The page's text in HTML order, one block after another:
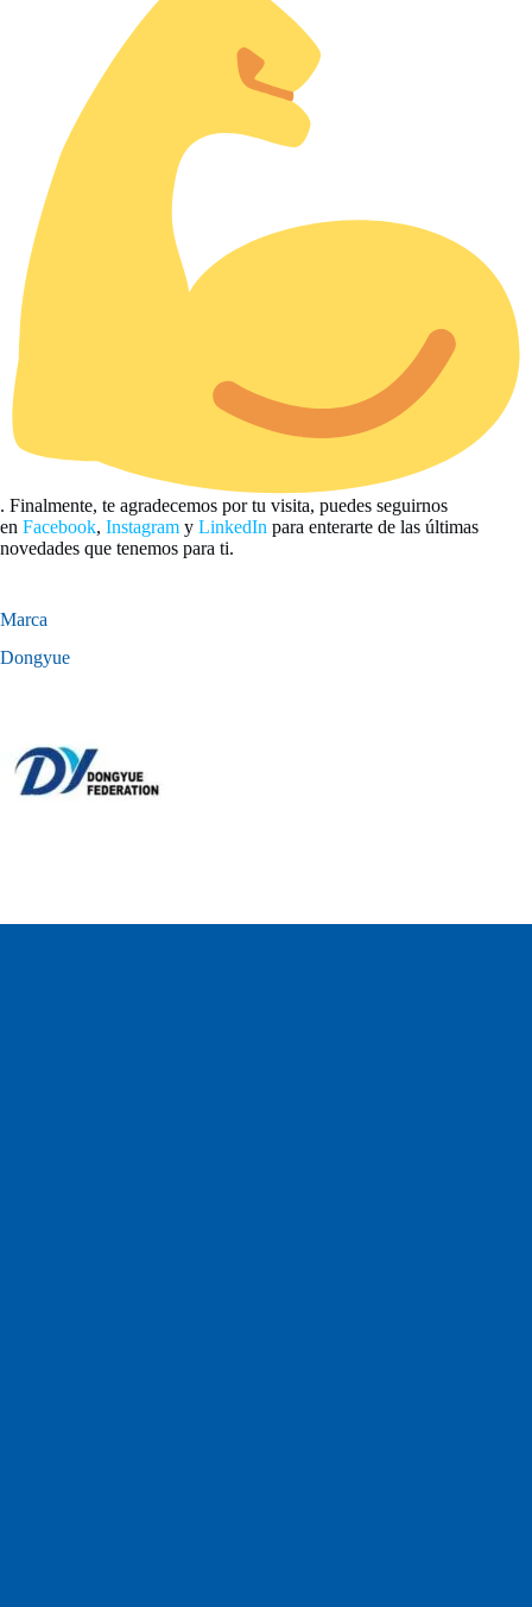
. Finalmente, te agradecemos por tu visita, puedes seguirnos
en Facebook, Instagram y LinkedIn para enterarte de las últimas
novedades que tenemos para ti.
Marca
Dongyue